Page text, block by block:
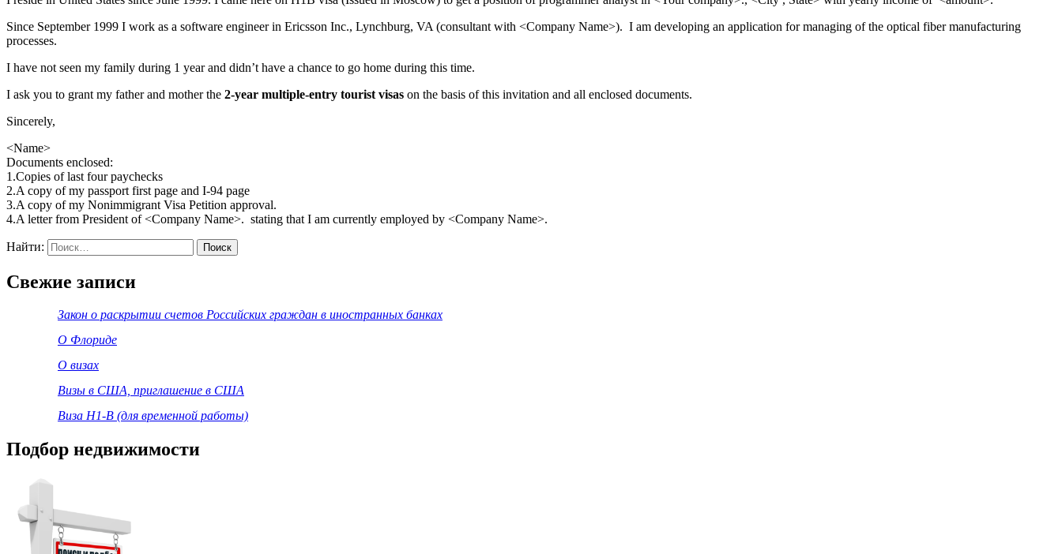
Since September 1999 I work as a software engineer in Ericsson Inc., Lynchburg, VA (consultant with <Company Name>). I am developing an application for managing of the optical fiber manufacturing
processes.
I have not seen my family during 1 year and didn’t have a chance to go home during this time.
I ask you to grant my father and mother the 2-year multiple-entry tourist visas on the basis of this invitation and all enclosed documents.
Sincerely,
<Name>
Documents enclosed:
1.Copies of last four paychecks
2.A copy of my passport first page and I-94 page
3.A copy of my Nonimmigrant Visa Petition approval.
4.A letter from President of <Company Name>. stating that I am currently employed by <Company Name>.
Найти:
Свежие записи
Закон о раскрытии счетов Российских граждан в иностранных банках
О Флориде
О визах
Визы в США, приглашение в США
Виза Н1-В (для временной работы)
Подбор недвижимости